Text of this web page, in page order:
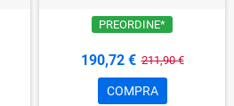
PREORDINE*
190,72 € 211,90 €
COMPRA